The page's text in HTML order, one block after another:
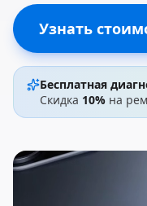
Узнать
Бесплатная
Скидка 10% на